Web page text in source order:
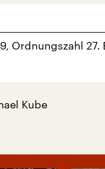
Ordnungszahl 27.
Kube